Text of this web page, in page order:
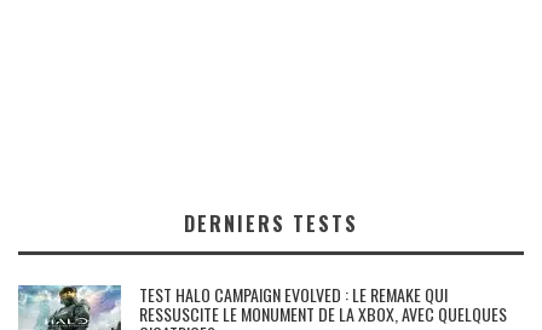
DERNIERS TESTS
TEST HALO CAMPAIGN EVOLVED : LE REMAKE QUI
RESSUSCITE LE MONUMENT DE LA XBOX, AVEC QUELQUES